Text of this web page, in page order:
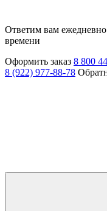
Ответим вам
времени
Оформить заказ 8 800
8 (922) 977-88-78